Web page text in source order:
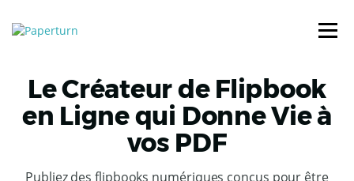
Le Créateur de Flipbook
en Ligne qui Donne Vie à
vos PDF
Publiez des flipbooks numériques conçus pour être